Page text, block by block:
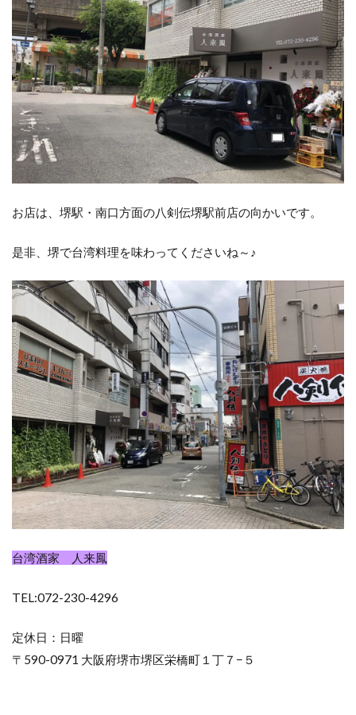
お店は、堺駅・南口方面の八剣伝堺駅前店の向かいです。
是非、堺で台湾料理を味わってくださいね～♪
台湾酒家 人来鳳
TEL:072-230-4296
定休日：日曜
〒590-0971 大阪府堺市堺区栄橋町１丁７−５